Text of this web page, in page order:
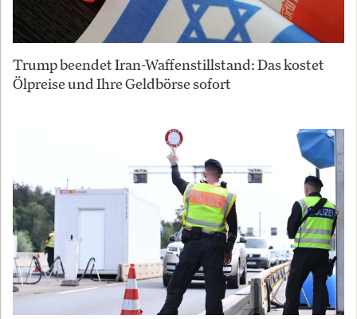
Trump beendet Iran-Waffenstillstand: Das kostet
Ölpreise und Ihre Geldbörse sofort